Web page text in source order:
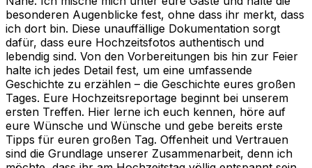
besonderen Augenblicke fest, ohne dass ihr merkt, dass
ich dort bin. Diese unauffällige Dokumentation sorgt
dafür, dass eure Hochzeitsfotos authentisch und
lebendig sind. Von den Vorbereitungen bis hin zur Feier
halte ich jedes Detail fest, um eine umfassende
Geschichte zu erzählen – die Geschichte eures großen
Tages. Eure Hochzeitsreportage beginnt bei unserem
ersten Treffen. Hier lerne ich euch kennen, höre auf
eure Wünsche und Wünsche und gebe bereits erste
Tipps für euren großen Tag. Offenheit und Vertrauen
sind die Grundlage unserer Zusammenarbeit, denn ich